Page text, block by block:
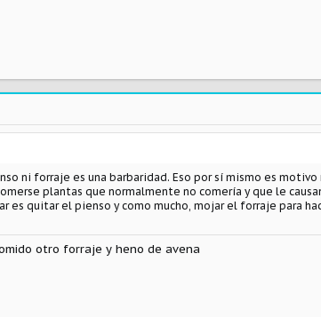
ni forraje es una barbaridad. Eso por sí mismo es
plantas que normalmente no comería y que le
es quitar el pienso y como mucho, mojar el forraje para
otro forraje y heno de avena